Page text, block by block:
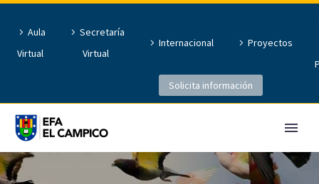
Aula
Virtual
Secretaría
Virtual
Internacional
Proyectos
Solicita información